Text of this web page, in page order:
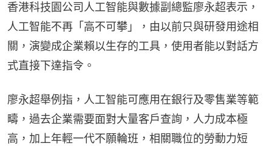
香港科技園公司人工智能與數據副總監廖永超表示，
人工智能不再「高不可攀」，由以前只與研發用途相
關，演變成企業賴以生存的工具，使用者能以對話方
式直接下達指令。
廖永超舉例指，人工智能可應用在銀行及零售業等範
疇，過去企業需要面對大量客戶查詢，人力成本極
高，加上年輕一代不願輪班，相關職位的勞動力短